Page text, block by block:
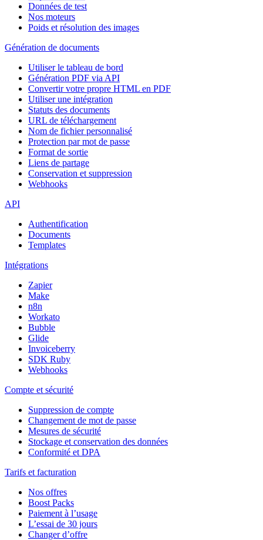
Données de test
Nos moteurs
Poids et résolution des images
Génération de documents
Utiliser le tableau de bord
Génération PDF via API
Convertir votre propre HTML en PDF
Utiliser une intégration
Statuts des documents
URL de téléchargement
Nom de fichier personnalisé
Protection par mot de passe
Format de sortie
Liens de partage
Conservation et suppression
Webhooks
API
Authentification
Documents
Templates
Intégrations
Zapier
Make
n8n
Workato
Bubble
Glide
Invoiceberry
SDK Ruby
Webhooks
Compte et sécurité
Suppression de compte
Changement de mot de passe
Mesures de sécurité
Stockage et conservation des données
Conformité et DPA
Tarifs et facturation
Nos offres
Boost Packs
Paiement à l’usage
L’essai de 30 jours
Changer d’offre